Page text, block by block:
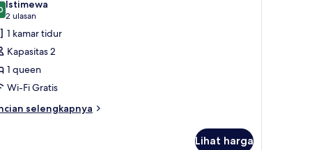
dari 10
Istimewa
2 ulasan
(2
ulasan)
1 kamar tidur
Kapasitas 2
1 queen
Wi-Fi Gratis
selengkapnya
Lihat harga